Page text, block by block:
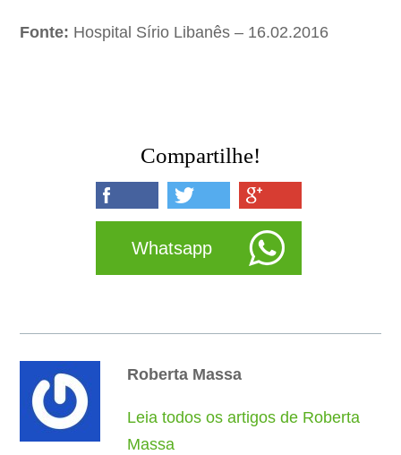
Fonte: Hospital Sírio Libanês – 16.02.2016
Compartilhe!
Whatsapp
Roberta Massa
Leia todos os artigos de Roberta
Massa